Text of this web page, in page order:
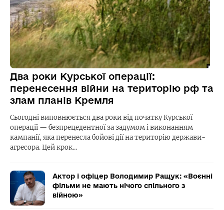
Два роки Курської операції:
перенесення війни на територію рф та
злам планів Кремля
Сьогодні виповнюється два роки від початку Курської
операції — безпрецедентної за задумом і виконанням
кампанії, яка перенесла бойові дії на територію держави-
агресора. Цей крок…
Актор і офіцер Володимир Ращук: «Воєнні
фільми не мають нічого спільного з
війною»